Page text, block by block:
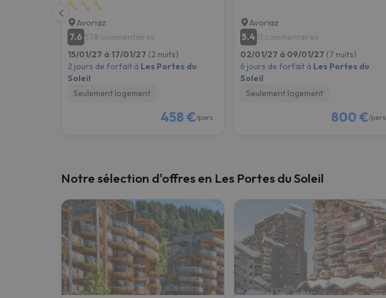
Avoriaz
7.6 578 commentaires
15/01/27 à 17/01/27 (2 nuits)
2 jours de forfait à Les Portes du
Soleil
Seulement logement
458 €/pers.
Avoriaz
5.4 11 commentaires
02/01/27 à 09/01/27 (7 nuits)
6 jours de forfait à Les Portes du
Soleil
Seulement logement
800 €/pers.
Notre sélection d'offres en Les Portes du Soleil